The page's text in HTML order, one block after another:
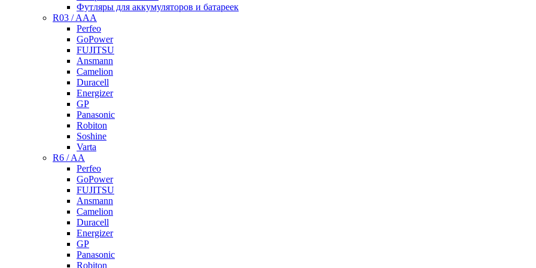
Футляры для аккумуляторов и батареек
R03 / AAA
Perfeo
GoPower
FUJITSU
Ansmann
Camelion
Duracell
Energizer
GP
Panasonic
Robiton
Soshine
Varta
R6 / AA
Perfeo
GoPower
FUJITSU
Ansmann
Camelion
Duracell
Energizer
GP
Panasonic
Robiton